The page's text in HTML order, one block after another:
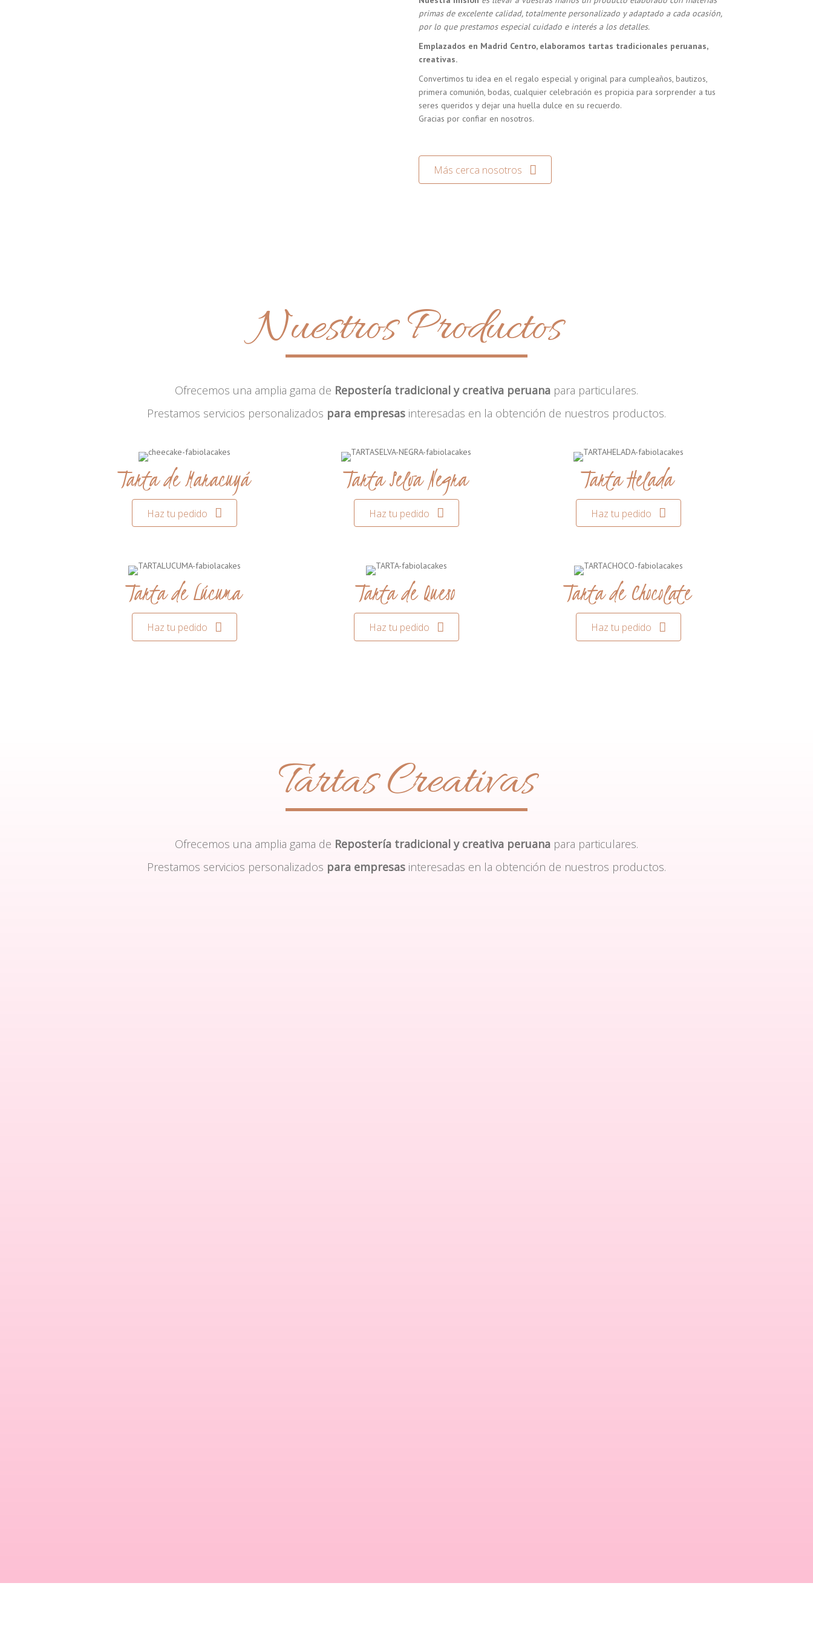
primas de excelente calidad, totalmente personalizado y adaptado a cada ocasión,
por lo que prestamos especial cuidado e interés a los detalles.
Emplazados en Madrid Centro, elaboramos tartas tradicionales peruanas,
creativas.
Convertimos tu idea en el regalo especial y original para cumpleaños, bautizos,
primera comunión, bodas, cualquier celebración es propicia para sorprender a tus
seres queridos y dejar una huella dulce en su recuerdo.
Gracias por confiar en nosotros.
Más cerca nosotros
Nuestros Productos
Ofrecemos una amplia gama de Repostería tradicional y creativa peruana para particulares.
Prestamos servicios personalizados para empresas interesadas en la obtención de nuestros productos.
Tarta de Maracuyá
Haz tu pedido
Tarta Selva Negra
Haz tu pedido
Tarta Helada
Haz tu pedido
Tarta de Lúcuma
Haz tu pedido
Tarta de Queso
Haz tu pedido
Tarta de Chocolate
Haz tu pedido
Tartas Creativas
Ofrecemos una amplia gama de Repostería tradicional y creativa peruana para particulares.
Prestamos servicios personalizados para empresas interesadas en la obtención de nuestros productos.